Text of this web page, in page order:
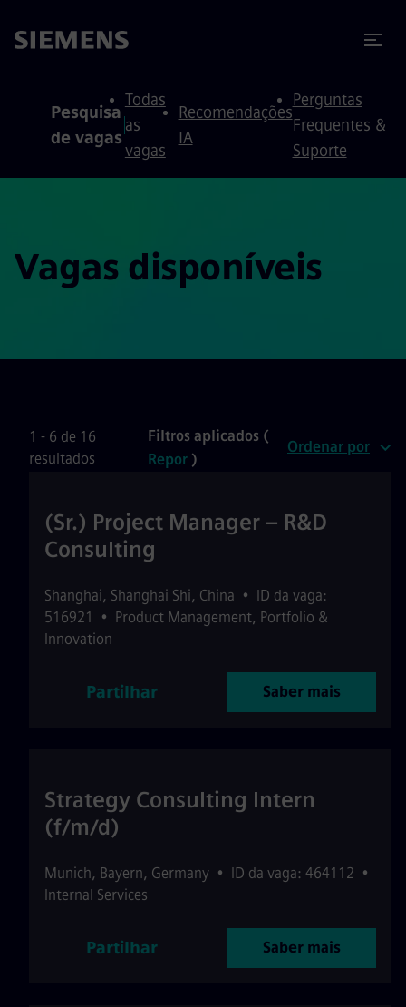
Pesquisa
de vagas
Todas
as
vagas
Recomendações
IA
Perguntas
Frequentes &
Suporte
Vagas disponíveis
1 - 6 de 16
resultados
Filtros aplicados (
Repor )
Ordenar por
(Sr.) Project Manager – R&D
Consulting
Shanghai, Shanghai Shi, China • ID da vaga:
516921
• Product Management, Portfolio &
Innovation
Partilhar Saber mais
Strategy Consulting Intern
(f/m/d)
Munich, Bayern, Germany • ID da vaga: 464112 •
Internal Services
Partilhar Saber mais